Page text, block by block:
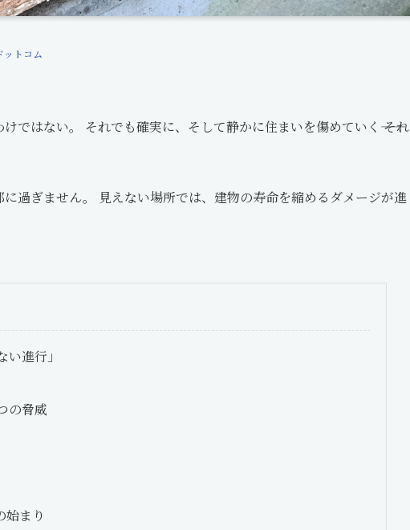
ットコム
ではない。 それでも確実に、そして静かに住まいを傷めていく―― それ
過ぎません。 見えない場所では、建物の寿命を縮めるダメージが進
進行」
の脅威
始まり